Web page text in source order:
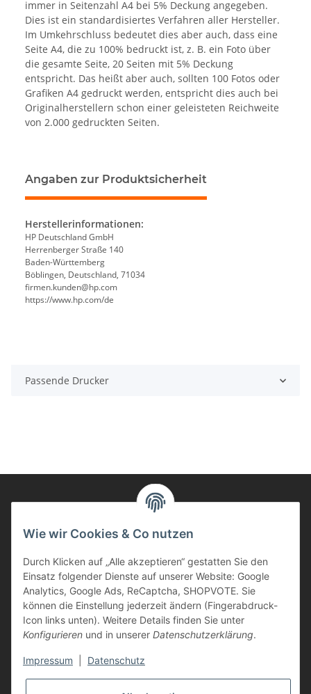
immer in Seitenzahl A4 bei 5% Deckung angegeben.
Dies ist ein standardisiertes Verfahren aller Hersteller.
Im Umkehrschluss bedeutet dies aber auch, dass eine
Seite A4, die zu 100% bedruckt ist, z. B. ein Foto über
die gesamte Seite, 20 Seiten mit 5% Deckung
entspricht. Das heißt aber auch, sollten 100 Fotos oder
Grafiken A4 gedruckt werden, entspricht dies auch bei
Originalherstellern schon einer geleisteten Reichweite
von 2.000 gedruckten Seiten.
Angaben zur Produktsicherheit
Herstellerinformationen:
HP Deutschland GmbH
Herrenberger Straße 140
Baden-Württemberg
Böblingen, Deutschland, 71034
firmen.kunden@hp.com
https://www.hp.com/de
Passende Drucker
Informationen
Kunden Service
Haben Sie Fragen zu unseren Produkten?
Dann rufen Sie uns gerne an:
Tel: 0621/9767200
Mo.-Fr. 08:45-17:00 Uhr
oder schreiben Sie uns:
Wie wir Cookies & Co nutzen
Durch Klicken auf „Alle akzeptieren“ gestatten Sie den
Einsatz folgender Dienste auf unserer Website: Google
Analytics, Google Ads, ReCaptcha, SHOPVOTE. Sie
können die Einstellung jederzeit ändern (Fingerabdruck-
Icon links unten). Weitere Details finden Sie unter
Konfigurieren und in unserer Datenschutzerklärung.
Impressum Datenschutz